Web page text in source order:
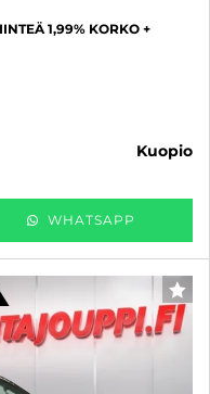
1,99% KORKO +
kuopio
WHATSAPP